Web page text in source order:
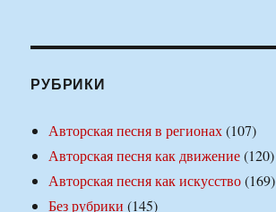
РУБРИКИ
Авторская песня в регионах(107)
Авторская песня как движение(120)
Авторская песня как искусство(169)
Без рубрики (145)